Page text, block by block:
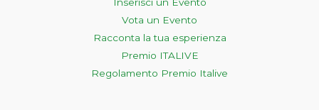
Vota un Evento
Racconta la tua esperienza
Premio ITALIVE
Regolamento Premio Italive